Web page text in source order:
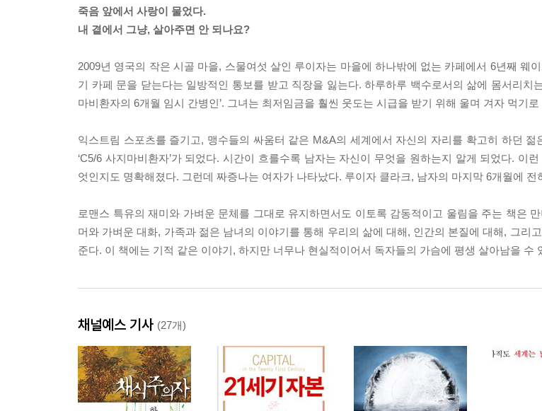
죽음 앞에서 사랑이 물었다.
내 곁에서 그냥, 살아주면 안 되나요?
2009년 영국의 작은 시골 마을, 스물여섯 살인 루이자는 마을에 하나밖에 없는 카페에서 6년째 웨
기 카페 문을 닫는다는 일방적인 통보를 받고 직장을 잃는다. 하루하루 백수로서의 삶에 몸서리치
마비환자의 6개월 임시 간병인’. 그녀는 최저임금을 훨씬 웃도는 시급을 받기 위해 울며 겨자 먹기
익스트림 스포츠를 즐기고, 맹수들의 싸움터 같은 M&A의 세계에서 자신의 자리를 확고히 하던
‘C5/6 사지마비환자’가 되었다. 시간이 흐를수록 남자는 자신이 무엇을 원하는지 알게 되었다. 이
엇인지도 명확해졌다. 그런데 짜증나는 여자가 나타났다. 루이자 클라크, 남자의 마지막 6개월에
로맨스 특유의 재미와 가벼운 문체를 그대로 유지하면서도 이토록 감동적이고 울림을 주는 책은
머와 가벼운 대화, 가족과 젊은 남녀의 이야기를 통해 우리의 삶에 대해, 인간의 본질에 대해, 그리
준다. 이 책에는 기적 같은 이야기, 하지만 너무나 현실적이어서 독자들의 가슴에 평생 살아남을 수
채널예스 기사 (27개)